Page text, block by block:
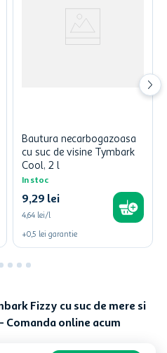
Bautura necarbogazoasa
cu suc de visine Tymbark
Cool, 2 l
In stoc
9,29 lei
4,64 lei/l
+0,5 lei garantie
Fizzy cu suc de mere si
Comanda online acum